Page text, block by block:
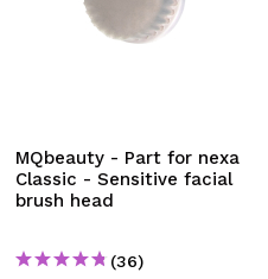
MQbeauty - Part for nexa
Classic - Sensitive facial
brush head
(36)